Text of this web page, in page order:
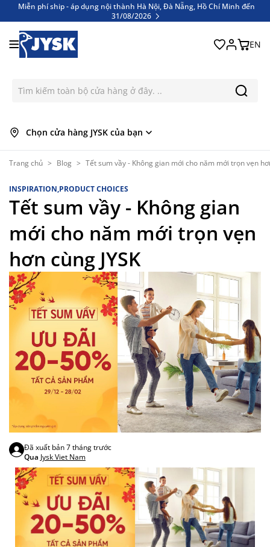
Miễn phí ship - áp dụng nội thành Hà Nội, Đà Nẵng, Hồ Chí Minh đến
31/08/2026
EN
Chọn cửa hàng JYSK của bạn
Trang chủ > Blog > Tết sum vầy - Không gian mới cho năm mới trọn vẹn
INSPIRATION,PRODUCT CHOICES
Tết sum vầy - Không gian
mới cho năm mới trọn vẹn
hơn cùng JYSK
Đã xuất bản7 tháng trước
Qua Jysk Viet Nam